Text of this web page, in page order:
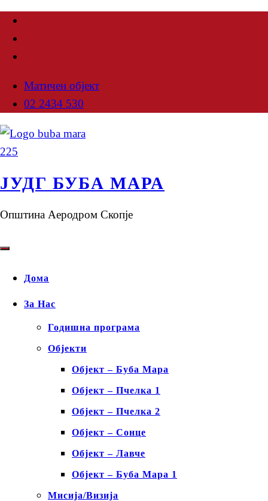
Матичен објект
02 2434 530
ЈУДГ БУБА МАРА
Општина Аеродром Скопје
Дома
За Нас
Годишна програма
Објекти
Објект – Буба Мара
Објект – Пчелка 1
Објект – Пчелка 2
Објект – Сонце
Објект – Лавче
Објект – Буба Мара 1
Мисија/Визија